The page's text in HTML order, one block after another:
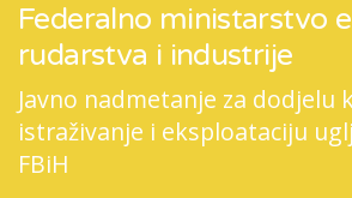
Federalno ministarstvo
rudarstva i industrije
Javno nadmetanje za dodjelu
istraživanje i eksploataciju
FBiH